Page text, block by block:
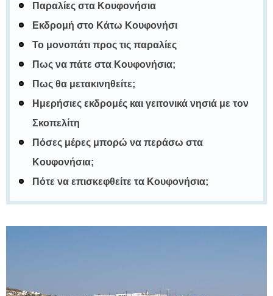
Παραλίες στα Κουφονήσια
Εκδρομή στο Κάτω Κουφονήσι
Το μονοπάτι προς τις παραλίες
Πως να πάτε στα Κουφονήσια;
Πως θα μετακινηθείτε;
Ημερήσιες εκδρομές και γειτονικά νησιά με τον
Σκοπελίτη
Πόσες μέρες μπορώ να περάσω στα
Κουφονήσια;
Πότε να επισκεφθείτε τα Κουφονήσια;